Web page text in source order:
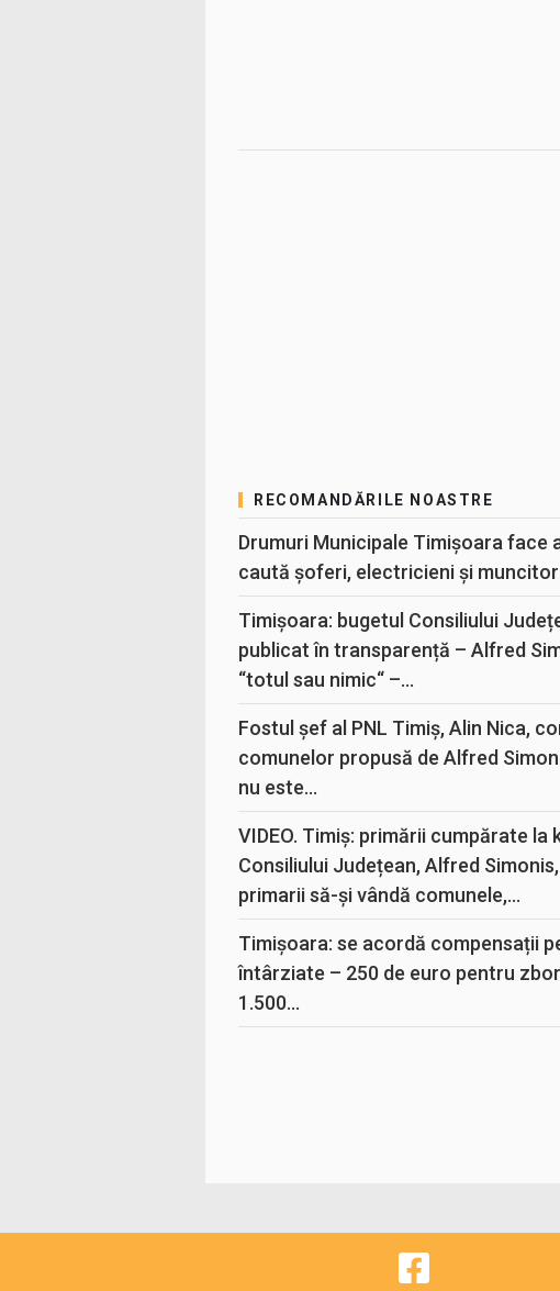
RECOMANDĂRILE NOASTRE
Drumuri Municipale Timișoara face
caută șoferi, electricieni și
Timișoara: bugetul Consiliului
publicat în transparență – Alfred
“totul sau nimic“ –...
Fostul șef al PNL Timiș, Alin Nica,
comunelor propusă de Alfred
nu este...
VIDEO. Timiș: primării cumpărate la
Consiliului Județean, Alfred
primarii să-și vândă comunele,...
Timișoara: se acordă compensații
întârziate – 250 de euro pentru
1.500...